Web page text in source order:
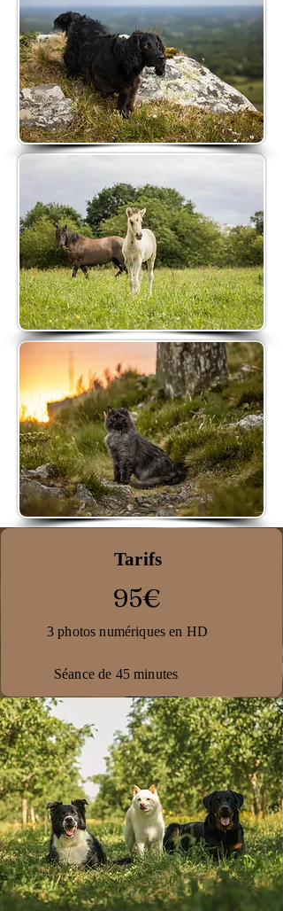
Tarifs
95€
3 photos numériques en HD
Séance de 45 minutes